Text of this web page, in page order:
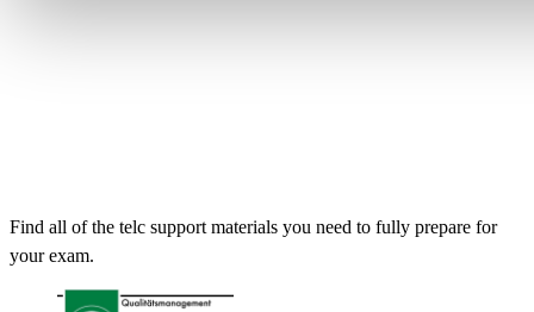
Find all of the telc support materials you need to fully prepare for
your exam.